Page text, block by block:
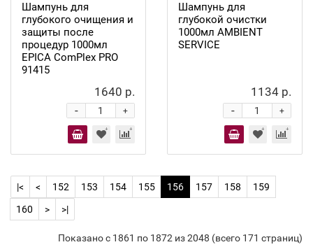
Шампунь для
глубокого очищения и
защиты после
процедур 1000мл
EPICA ComPlex PRO
91415
1640 р.
+
-
Шампунь для
глубокой очистки
1000мл AMBIENT
SERVICE
1134 р.
+
-
|< < 152 153 154 155 156 157 158
159
160
> >|
Показано с 1861 по 1872 из 2048 (всего 171 страниц)